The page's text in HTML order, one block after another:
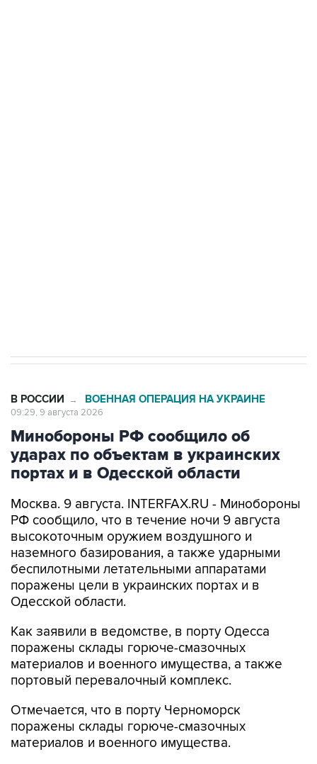
В РОССИИ → ВОЕННАЯ ОПЕРАЦИЯ НА УКРАИНЕ
09:29, 9 августа 2026
Минобороны РФ сообщило об
ударах по объектам в украинских
портах и в Одесской области
Москва. 9 августа. INTERFAX.RU - Минобороны
РФ сообщило, что в течение ночи 9 августа
высокоточным оружием воздушного и
наземного базирования, а также ударными
беспилотными летательными аппаратами
поражены цели в украинских портах и в
Одесской области.
Как заявили в ведомстве, в порту Одесса
поражены склады горюче-смазочных
материалов и военного имущества, а также
портовый перевалочный комплекс.
Отмечается, что в порту Черноморск
поражены склады горюче-смазочных
материалов и военного имущества.